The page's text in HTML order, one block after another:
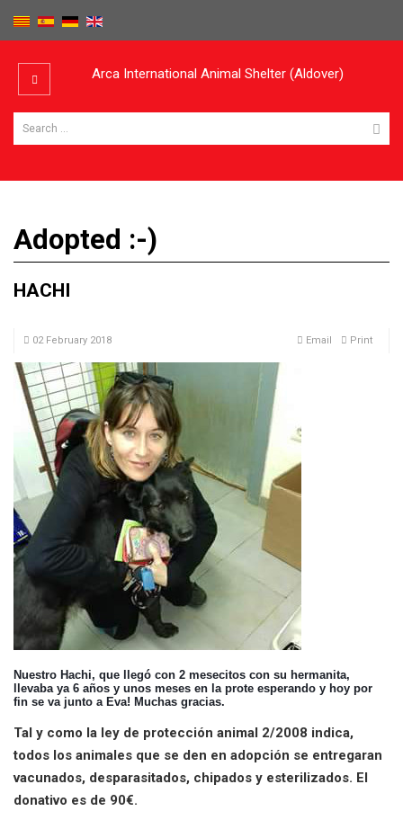
Arca International Animal Shelter (Aldover)
Adopted :-)
HACHI
02 February 2018 Print
Email
Nuestro Hachi, que llegó con 2 mesecitos con su hermanita,
llevaba ya 6 años y unos meses en la prote esperando y hoy por
fin se va junto a Eva! Muchas gracias.
Tal y como la ley de protección animal 2/2008 indica,
todos los animales que se den en adopción se entregaran
vacunados, desparasitados, chipados y esterilizados. El
donativo es de 90€.